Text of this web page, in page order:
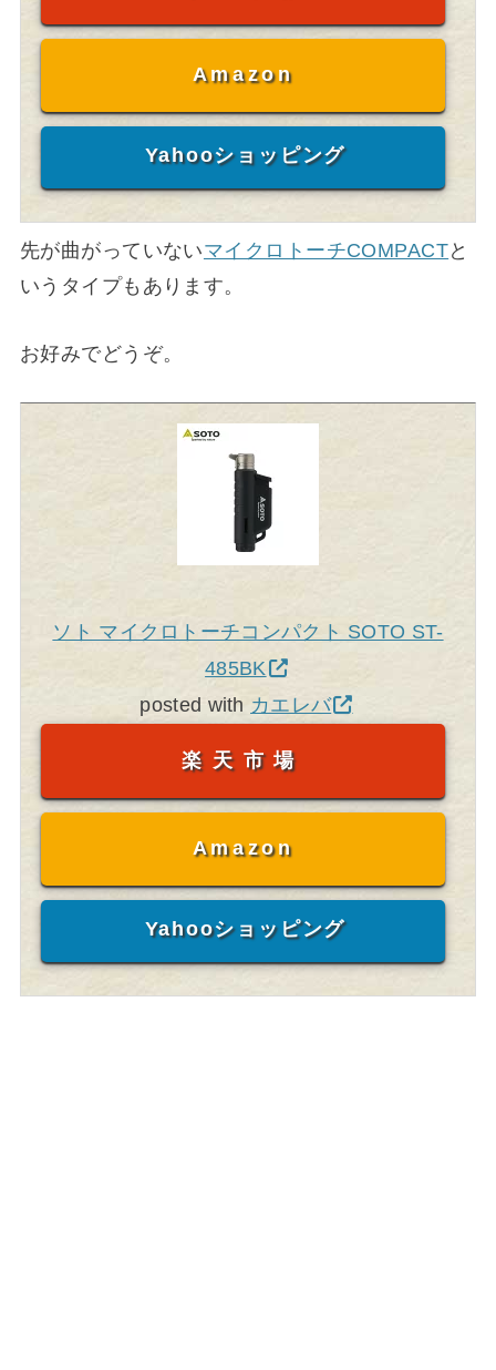
Amazon
Yahooショッピング
先が曲がっていないマイクロトーチCOMPACTと
いうタイプもあります。
お好みでどうぞ。
ソト マイクロトーチコンパクト SOTO ST-
485BK
posted with カエレバ
楽天市場
Amazon
Yahooショッピング